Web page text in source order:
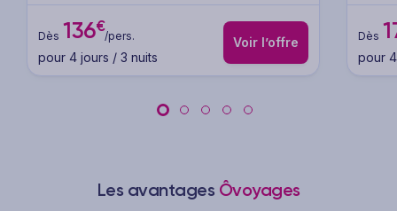
Dès 136€
/pers.
pour 4 jours / 3 nuits
Voir l’offre Dès
pour
Les avantages Ôvoyages